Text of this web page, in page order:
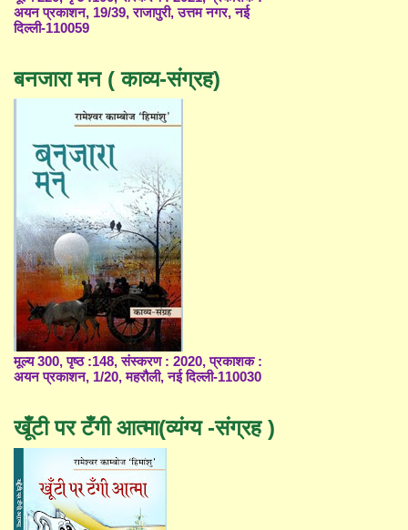
अयन प्रकाशन, 19/39, राजापुरी, उत्तम नगर, नई
दिल्ली-110059
बनजारा मन ( काव्य-संग्रह)
मूल्य 300, पृष्ठ :148, संस्करण : 2020, प्रकाशक :
अयन प्रकाशन, 1/20, महरौली, नई दिल्ली-110030
खूँटी पर टँगी आत्मा(व्यंग्य -संग्रह )